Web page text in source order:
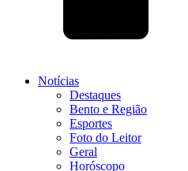
Notícias
Destaques
Bento e Região
Esportes
Foto do Leitor
Geral
Horóscopo